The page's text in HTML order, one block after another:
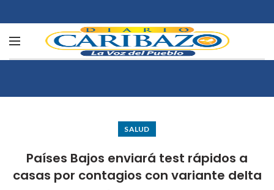
SALUD
Países Bajos enviará test rápidos a
casas por contagios con variante delta